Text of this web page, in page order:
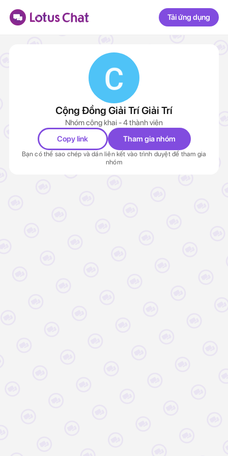
Tải ứng dụng
Cộng Đồng Giải Trí Giải Trí
Nhóm công khai - 4 thành viên
Copy link
Tham gia nhóm
Bạn có thể sao chép và dán liên kết vào trình duyệt để tham gia
nhóm